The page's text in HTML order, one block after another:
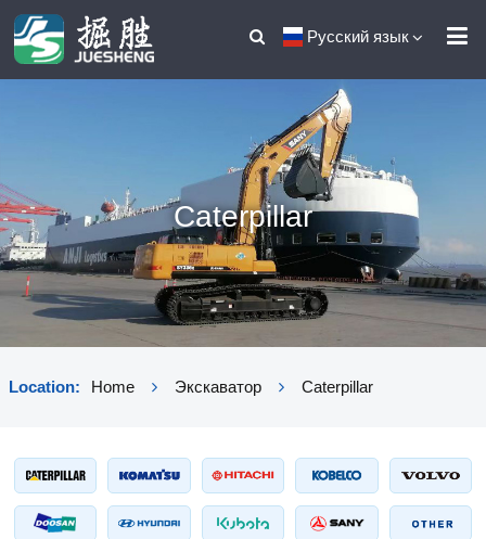
Русский язык
Caterpillar
Location: Home Экскаватор Caterpillar